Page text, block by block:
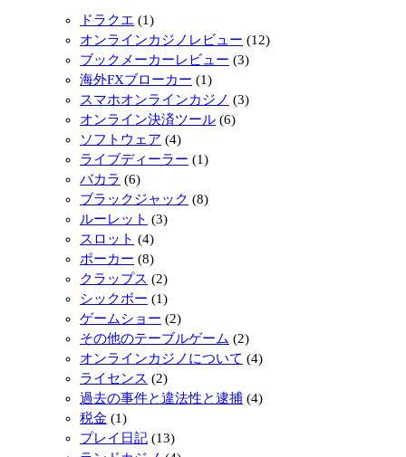
2022/09/06
安倍晋三銃撃事件より露呈された旧統一教会とその問題
く説明します
2022/07/22
マネートレイン2の実戦から得た当たる確率と攻略法
山口県阿武町の山口翔への誤送金問題と岸田総理のオン
の取り締まり
クレイジータイムの倍率と賭け方と実戦から得た統計
ドラクエ (1)
オンラインカジノレビュー (12)
ブックメーカーレビュー (3)
海外FXブローカー (1)
スマホオンラインカジノ (3)
オンライン決済ツール (6)
ソフトウェア (4)
ライブディーラー (1)
バカラ (6)
ブラックジャック (8)
ルーレット (3)
スロット (4)
ポーカー (8)
クラップス (2)
シックボー (1)
ゲームショー (2)
その他のテーブルゲーム (2)
オンラインカジノについて (4)
ライセンス (2)
過去の事件と違法性と逮捕 (4)
税金 (1)
プレイ日記 (13)